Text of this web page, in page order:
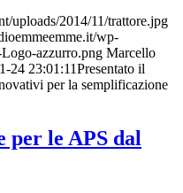
uploads/2014/11/trattore.jpg
wp-
azzurro.png Marcello
24 23:01:11Presentato il
per la semplificazione
le APS dal